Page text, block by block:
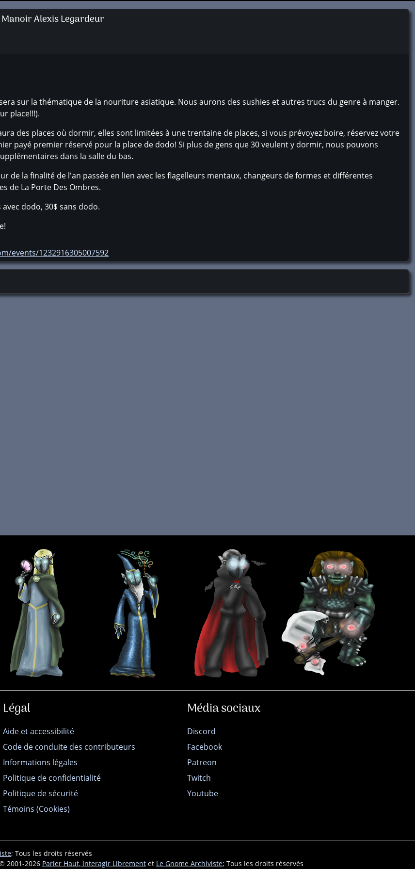
Alexis Legardeur
sur la thématique de la nouriture asiatique. Nous aurons des sushies et autres trucs du genre à manger.
place!!!).
des places où dormir, elles sont limitées à une trentaine de places, si vous prévoyez boire, réservez votre
payé premier réservé pour la place de dodo! Si plus de gens que 30 veulent y dormir, nous pouvons
dans la salle du bas.
de la finalité de l'an passée en lien avec les flagelleurs mentaux, changeurs de formes et différentes
de La Porte Des Ombres.
dodo, 30$ sans dodo.
events/1232916305007592
Légal
Aide et accessibilité
Code de conduite des contributeurs
Informations légales
Politique de confidentialité
Politique de sécurité
Témoins (Cookies)
Média sociaux
Discord
Facebook
Patreon
Twitch
Youtube
; Tous les droits réservés
2001-2026 Parler Haut, Interagir Librement et Le Gnome Archiviste; Tous les droits réservés